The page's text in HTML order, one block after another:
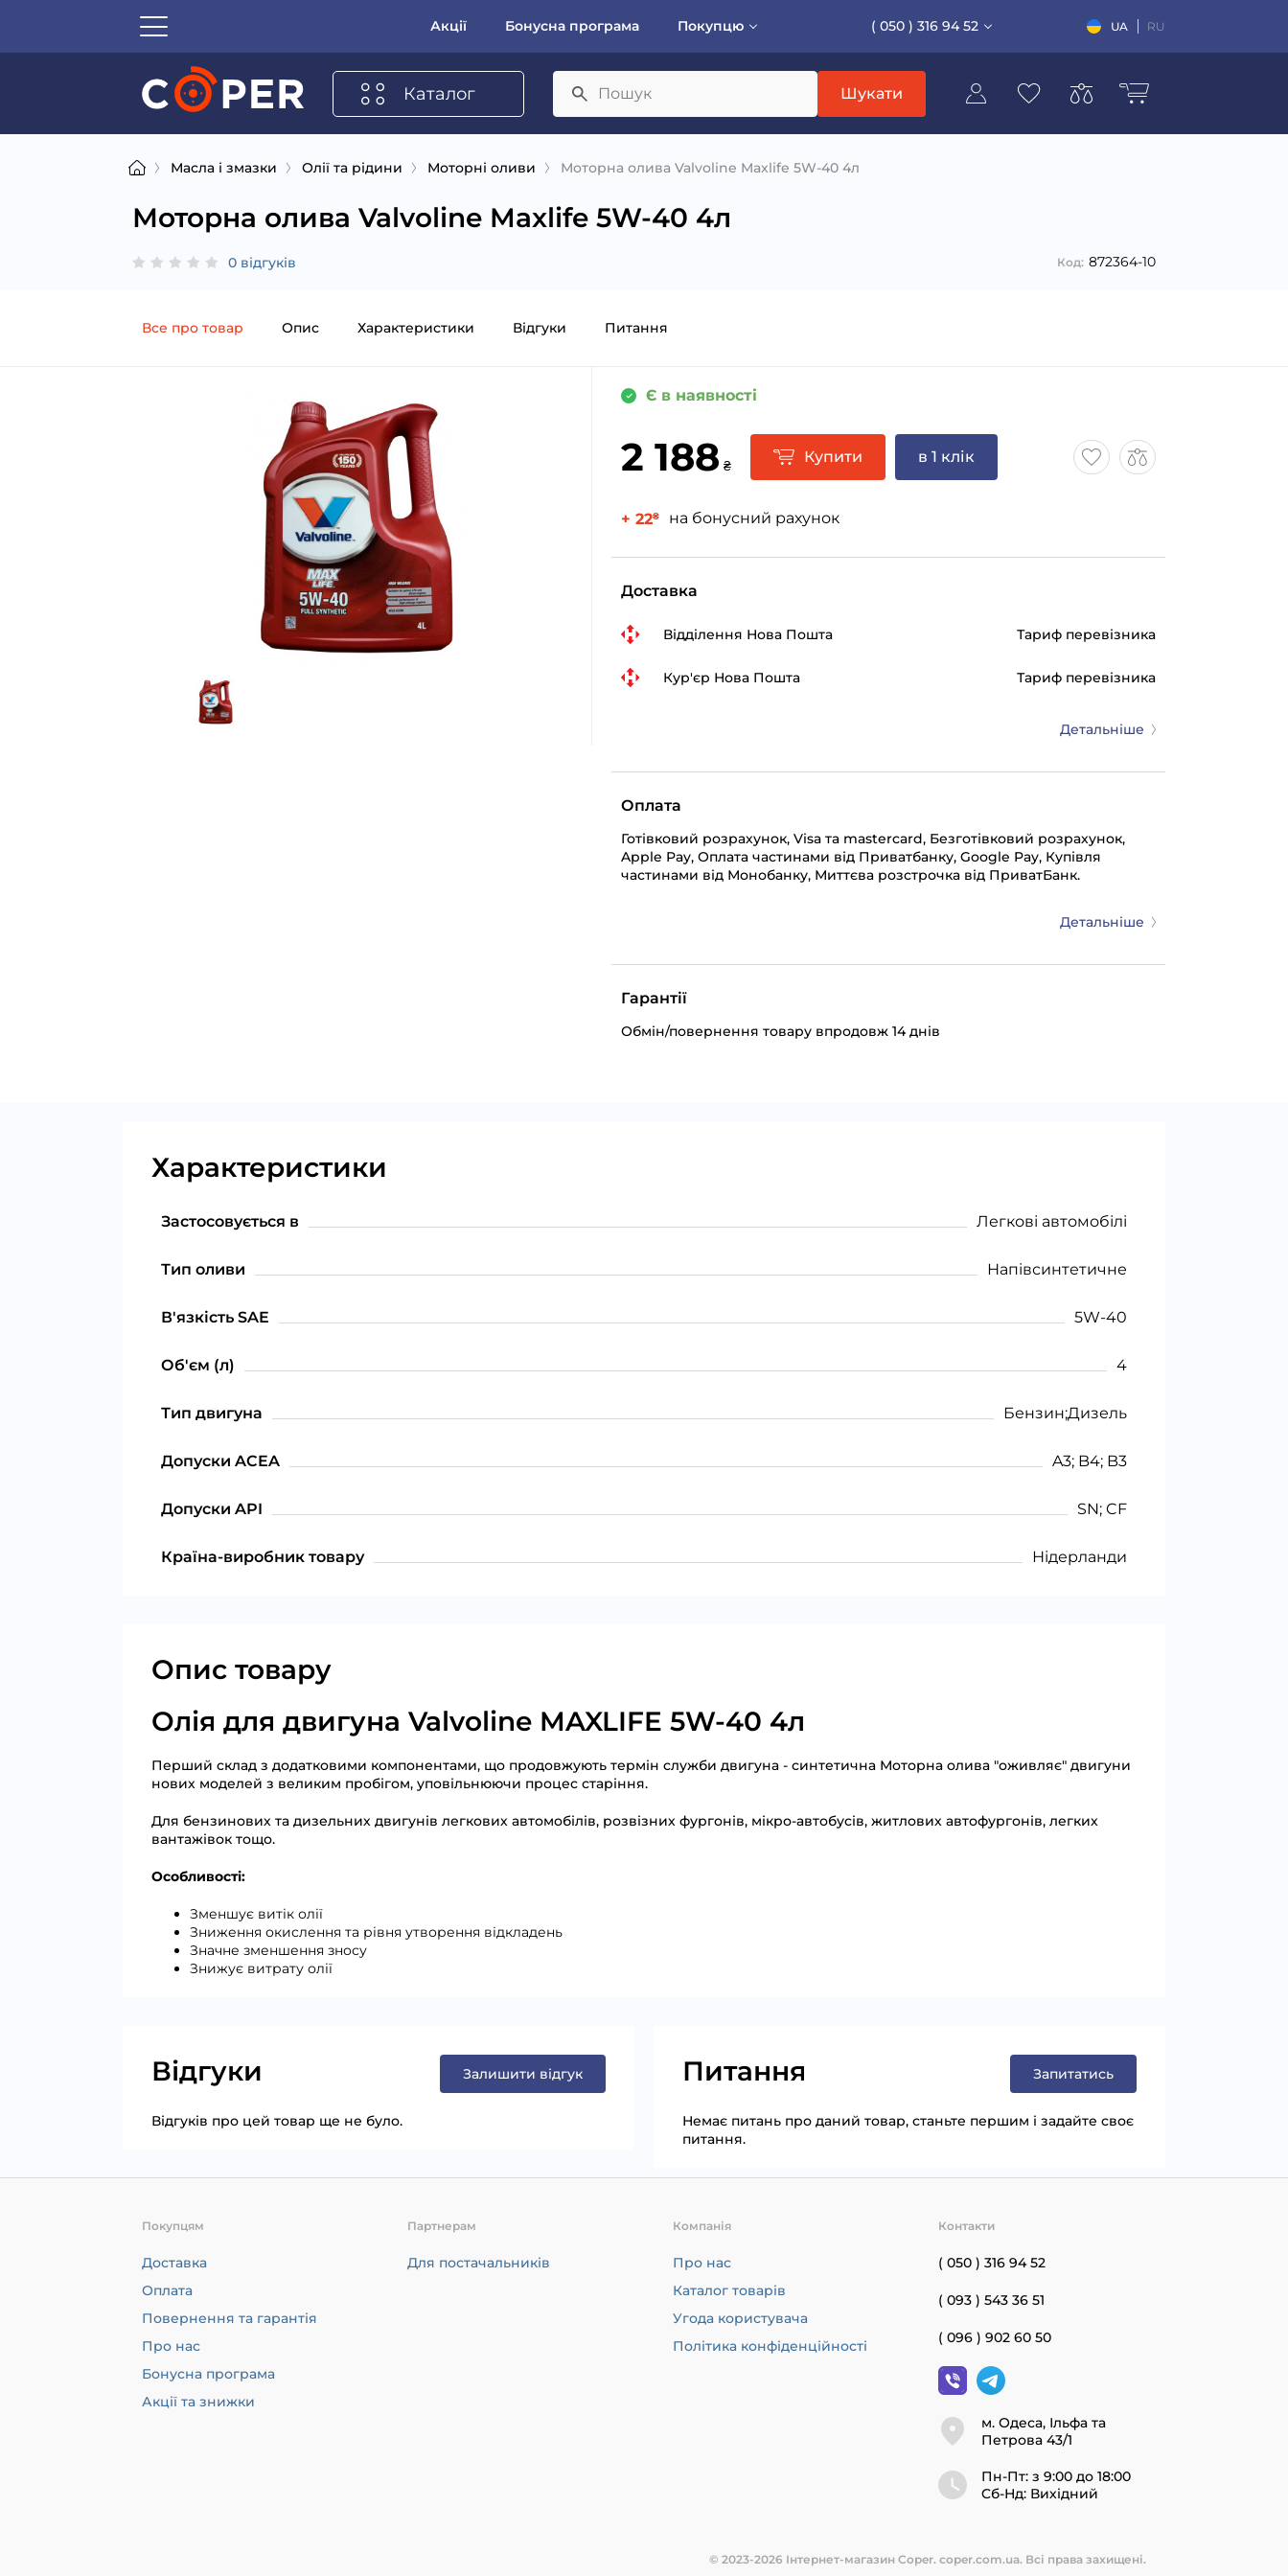
Акції Бонусна програма Покупцю ( 050 ) 316 94 52 UA RU
Каталог Шукати
Масла і змазки Олії та рідини Моторні оливи Моторна олива Valvoline Maxlife 5W-40 4л
Моторна олива Valvoline Maxlife 5W-40 4л
0 відгуків Код: 872364-10
Все про товар Опис Характеристики Відгуки Питання
Є в наявності
2 188 ₴
Купити в 1 клік
+ 22₴ на бонусний рахунок
Доставка
Відділення Нова Пошта Тариф перевізника
Кур'єр Нова Пошта Тариф перевізника
Детальніше
Оплата
Готівковий розрахунок, Visa та mastercard, Безготівковий розрахунок,
Apple Pay, Оплата частинами від Приватбанку, Google Pay, Купівля
частинами від Монобанку, Миттєва розстрочка від ПриватБанк.
Детальніше
Гарантії
Обмін/повернення товару впродовж 14 днів
Характеристики
Застосовується в Легкові автомобілі
Тип оливи Напівсинтетичне
В'язкість SAE 5W-40
Об'єм (л) 4
Тип двигуна Бензин;Дизель
Допуски ACEA A3; B4; B3
Допуски API SN; CF
Країна-виробник товару Нідерланди
Опис товару
Олія для двигуна Valvoline MAXLIFE 5W-40 4л
Перший склад з додатковими компонентами, що продовжують термін служби двигуна - синтетична Моторна олива "оживляє" двигуни
нових моделей з великим пробігом, уповільнюючи процес старіння.
Для бензинових та дизельних двигунів легкових автомобілів, розвізних фургонів, мікро-автобусів, житлових автофургонів, легких
вантажівок тощо.
Особливості:
Зменшує витік олії
Зниження окислення та рівня утворення відкладень
Значне зменшення зносу
Знижує витрату олії
Відгуки Залишити відгук
Відгуків про цей товар ще не було.
Питання Запитатись
Немає питань про даний товар, станьте першим і задайте своє
питання.
Покупцям
Доставка
Оплата
Повернення та гарантія
Про нас
Бонусна програма
Акції та знижки
Партнерам
Для постачальників
Компанія
Про нас
Каталог товарів
Угода користувача
Політика конфіденційності
Контакти
( 050 ) 316 94 52
( 093 ) 543 36 51
( 096 ) 902 60 50
м. Одеса, Ільфа та
Петрова 43/1
Пн-Пт: з 9:00 до 18:00
Cб-Нд: Вихідний
© 2023-2026 Інтернет-магазин Coper. coper.com.ua. Всі права захищені.